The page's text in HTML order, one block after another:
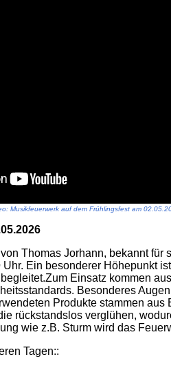
Musikfeuerwerk auf dem Frühlingsfest am
Thomas Jorhann, bekannt für
Ein besonderer Höhepunkt
Zum Einsatz kommen
Besonderes
Produkte stammen aus
rückstandslos verglühen,
wie z.B. Sturm wird das
Tagen::